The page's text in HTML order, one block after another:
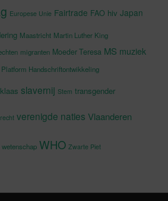
Europese Unie Fairtrade FAO hiv Japan
Maastricht Martin Luther King
migranten Moeder Teresa MS muziek
Platform Handschriftontwikkeling
slavernij Stem transgender
verenigde naties Vlaanderen
wetenschap WHO Zwarte Piet